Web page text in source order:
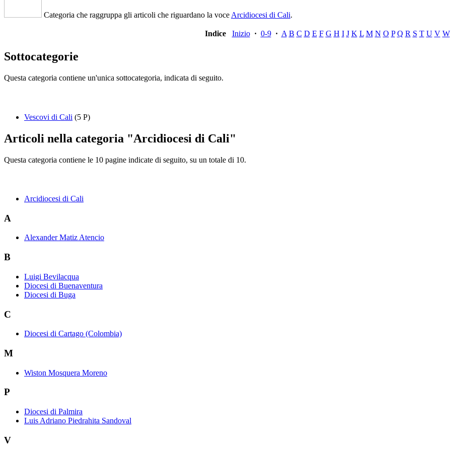
Categoria che raggruppa gli articoli che riguardano la voceArcidiocesi di Cali.
Indice Inizio · 0-9 · A B C D E F G H I J K L M N O P Q R S T U V W
Sottocategorie
Questa categoria contiene un'unica sottocategoria, indicata di seguito.
Vescovi di Cali (5 P)
Articoli nella categoria "Arcidiocesi di Cali"
Questa categoria contiene le 10 pagine indicate di seguito, su un totale di 10.
Arcidiocesi di Cali
A
Alexander Matiz Atencio
B
Luigi Bevilacqua
Diocesi di Buenaventura
Diocesi di Buga
C
Diocesi di Cartago (Colombia)
M
Wiston Mosquera Moreno
P
Diocesi di Palmira
Luis Adriano Piedrahita Sandoval
V